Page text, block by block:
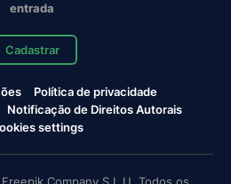
entrada
Cadastrar
Política de privacidade
Notificação de Direitos Autorais
settings